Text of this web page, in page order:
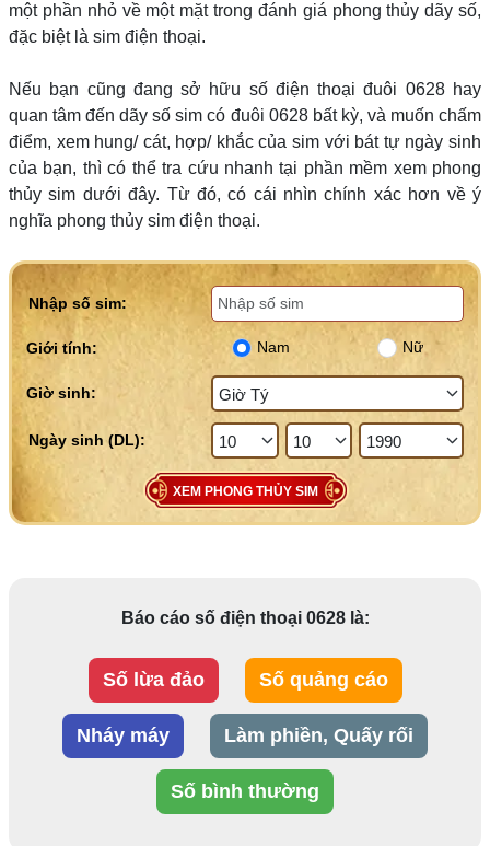
một phần nhỏ về một mặt trong đánh giá phong thủy dãy số,
đặc biệt là sim điện thoại.
Nếu bạn cũng đang sở hữu số điện thoại đuôi 0628 hay
quan tâm đến dãy số sim có đuôi 0628 bất kỳ, và muốn chấm
điểm, xem hung/ cát, hợp/ khắc của sim với bát tự ngày sinh
của bạn, thì có thể tra cứu nhanh tại phần mềm xem phong
thủy sim dưới đây. Từ đó, có cái nhìn chính xác hơn về ý
nghĩa phong thủy sim điện thoại.
Nhập số sim:
Giới tính: Nam Nữ
Giờ sinh:
XEM PHONG THỦY SIM
Báo cáo số điện thoại 0628 là:
Số lừa đảo Số quảng cáo
Nháy máy Làm phiền, Quấy rối
Số bình thường